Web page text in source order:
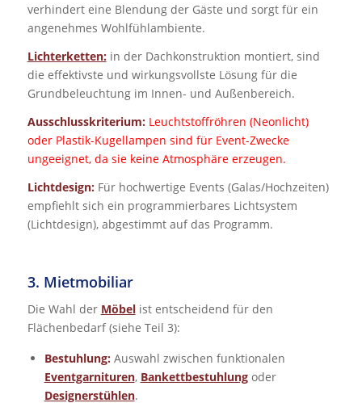
verhindert eine Blendung der Gäste und sorgt für ein
angenehmes Wohlfühlambiente.
Lichterketten:in der Dachkonstruktion montiert, sind
die effektivste und wirkungsvollste Lösung für die
Grundbeleuchtung im Innen- und Außenbereich.
Ausschlusskriterium: Leuchtstoffröhren (Neonlicht)
oder Plastik-Kugellampen sind für Event-Zwecke
ungeeignet, da sie keine Atmosphäre erzeugen.
Lichtdesign:Für hochwertige Events (Galas/Hochzeiten)
empfiehlt sich ein programmierbares Lichtsystem
(Lichtdesign), abgestimmt auf das Programm.
3. Mietmobiliar
Die Wahl der Möbelist entscheidend für den
Flächenbedarf (siehe Teil 3):
Bestuhlung:Auswahl zwischen funktionalen
Eventgarnituren, Bankettbestuhlungoder
Designerstühlen.